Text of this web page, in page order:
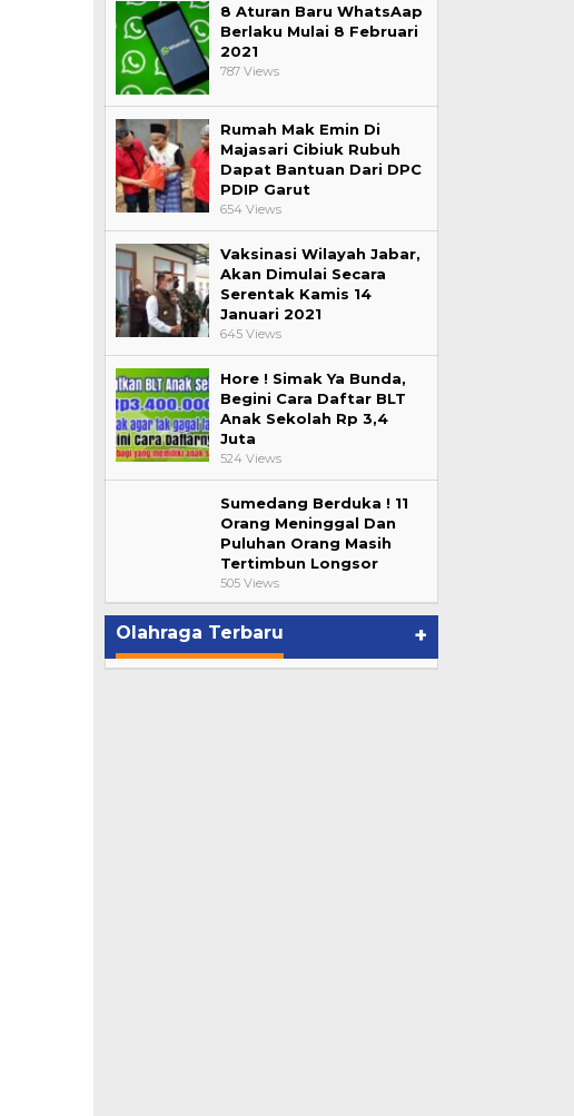
8 Aturan Baru WhatsAap
Berlaku Mulai 8 Februari
2021
787 Views
Rumah Mak Emin Di
Majasari Cibiuk Rubuh
Dapat Bantuan Dari DPC
PDIP Garut
654 Views
Vaksinasi Wilayah Jabar,
Akan Dimulai Secara
Serentak Kamis 14
Januari 2021
645 Views
Hore ! Simak Ya Bunda,
Begini Cara Daftar BLT
Anak Sekolah Rp 3,4
Juta
524 Views
Sumedang Berduka ! 11
Orang Meninggal Dan
Puluhan Orang Masih
Tertimbun Longsor
505 Views
Olahraga Terbaru +